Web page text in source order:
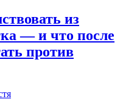
из
— и что после
против